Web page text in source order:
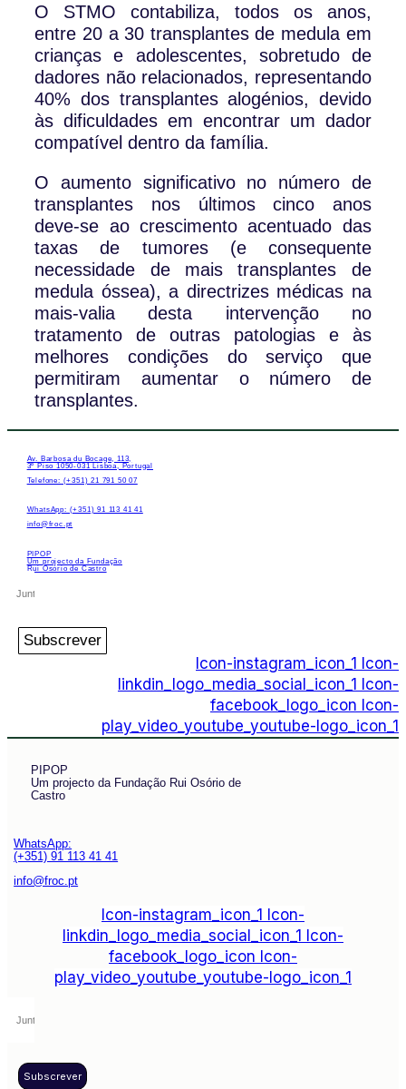
O STMO contabiliza, todos os anos,
entre 20 a 30 transplantes de medula em
crianças e adolescentes, sobretudo de
dadores não relacionados, representando
40% dos transplantes alogénios, devido
às dificuldades em encontrar um dador
compatível dentro da família.
O aumento significativo no número de
transplantes nos últimos cinco anos
deve-se ao crescimento acentuado das
taxas de tumores (e consequente
necessidade de mais transplantes de
medula óssea), a directrizes médicas na
mais-valia desta intervenção no
tratamento de outras patologias e às
melhores condições do serviço que
permitiram aumentar o número de
transplantes.
Av. Barbosa du Bocage, 113,
3º Piso 1050-031 Lisboa, Portugal
Telefone: (+351) 21 791 50 07
WhatsApp: (+351) 91 113 41 41
info@froc.pt
PIPOP
Um projecto da Fundação
Rui Osório de Castro
Subscrever
Icon-instagram_icon_1
Icon-
linkdin_logo_media_social_icon_1
Icon-
facebook_logo_icon Icon-
play_video_youtube_youtube-logo_icon_1
PIPOP
Um projecto da Fundação Rui Osório de
Castro
WhatsApp:
(+351) 91 113 41 41
info@froc.pt
Icon-instagram_icon_1
Icon-
linkdin_logo_media_social_icon_1
Icon-
facebook_logo_icon Icon-
play_video_youtube_youtube-logo_icon_1
Subscrever